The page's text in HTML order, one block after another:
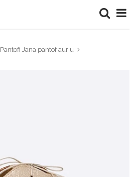
Pantofi Jana pantof auriu